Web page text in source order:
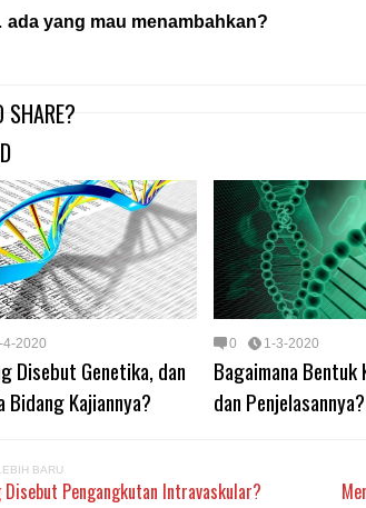
ada yang mau menambahkan?
SHARE?
4-2020
Disebut Genetika, dan
Bidang Kajiannya?
0 1-3-2020
Bagaimana Bentuk
dan Penjelasannya?
BARU
Disebut Pengangkutan Intravaskular?